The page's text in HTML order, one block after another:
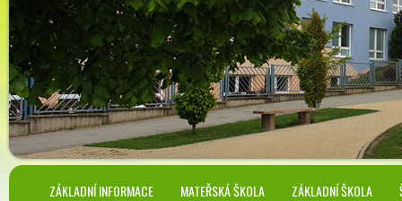
ZÁKLADNÍ INFORMACE MATEŘSKÁ ŠKOLA ZÁKLADNÍ ŠKOLA